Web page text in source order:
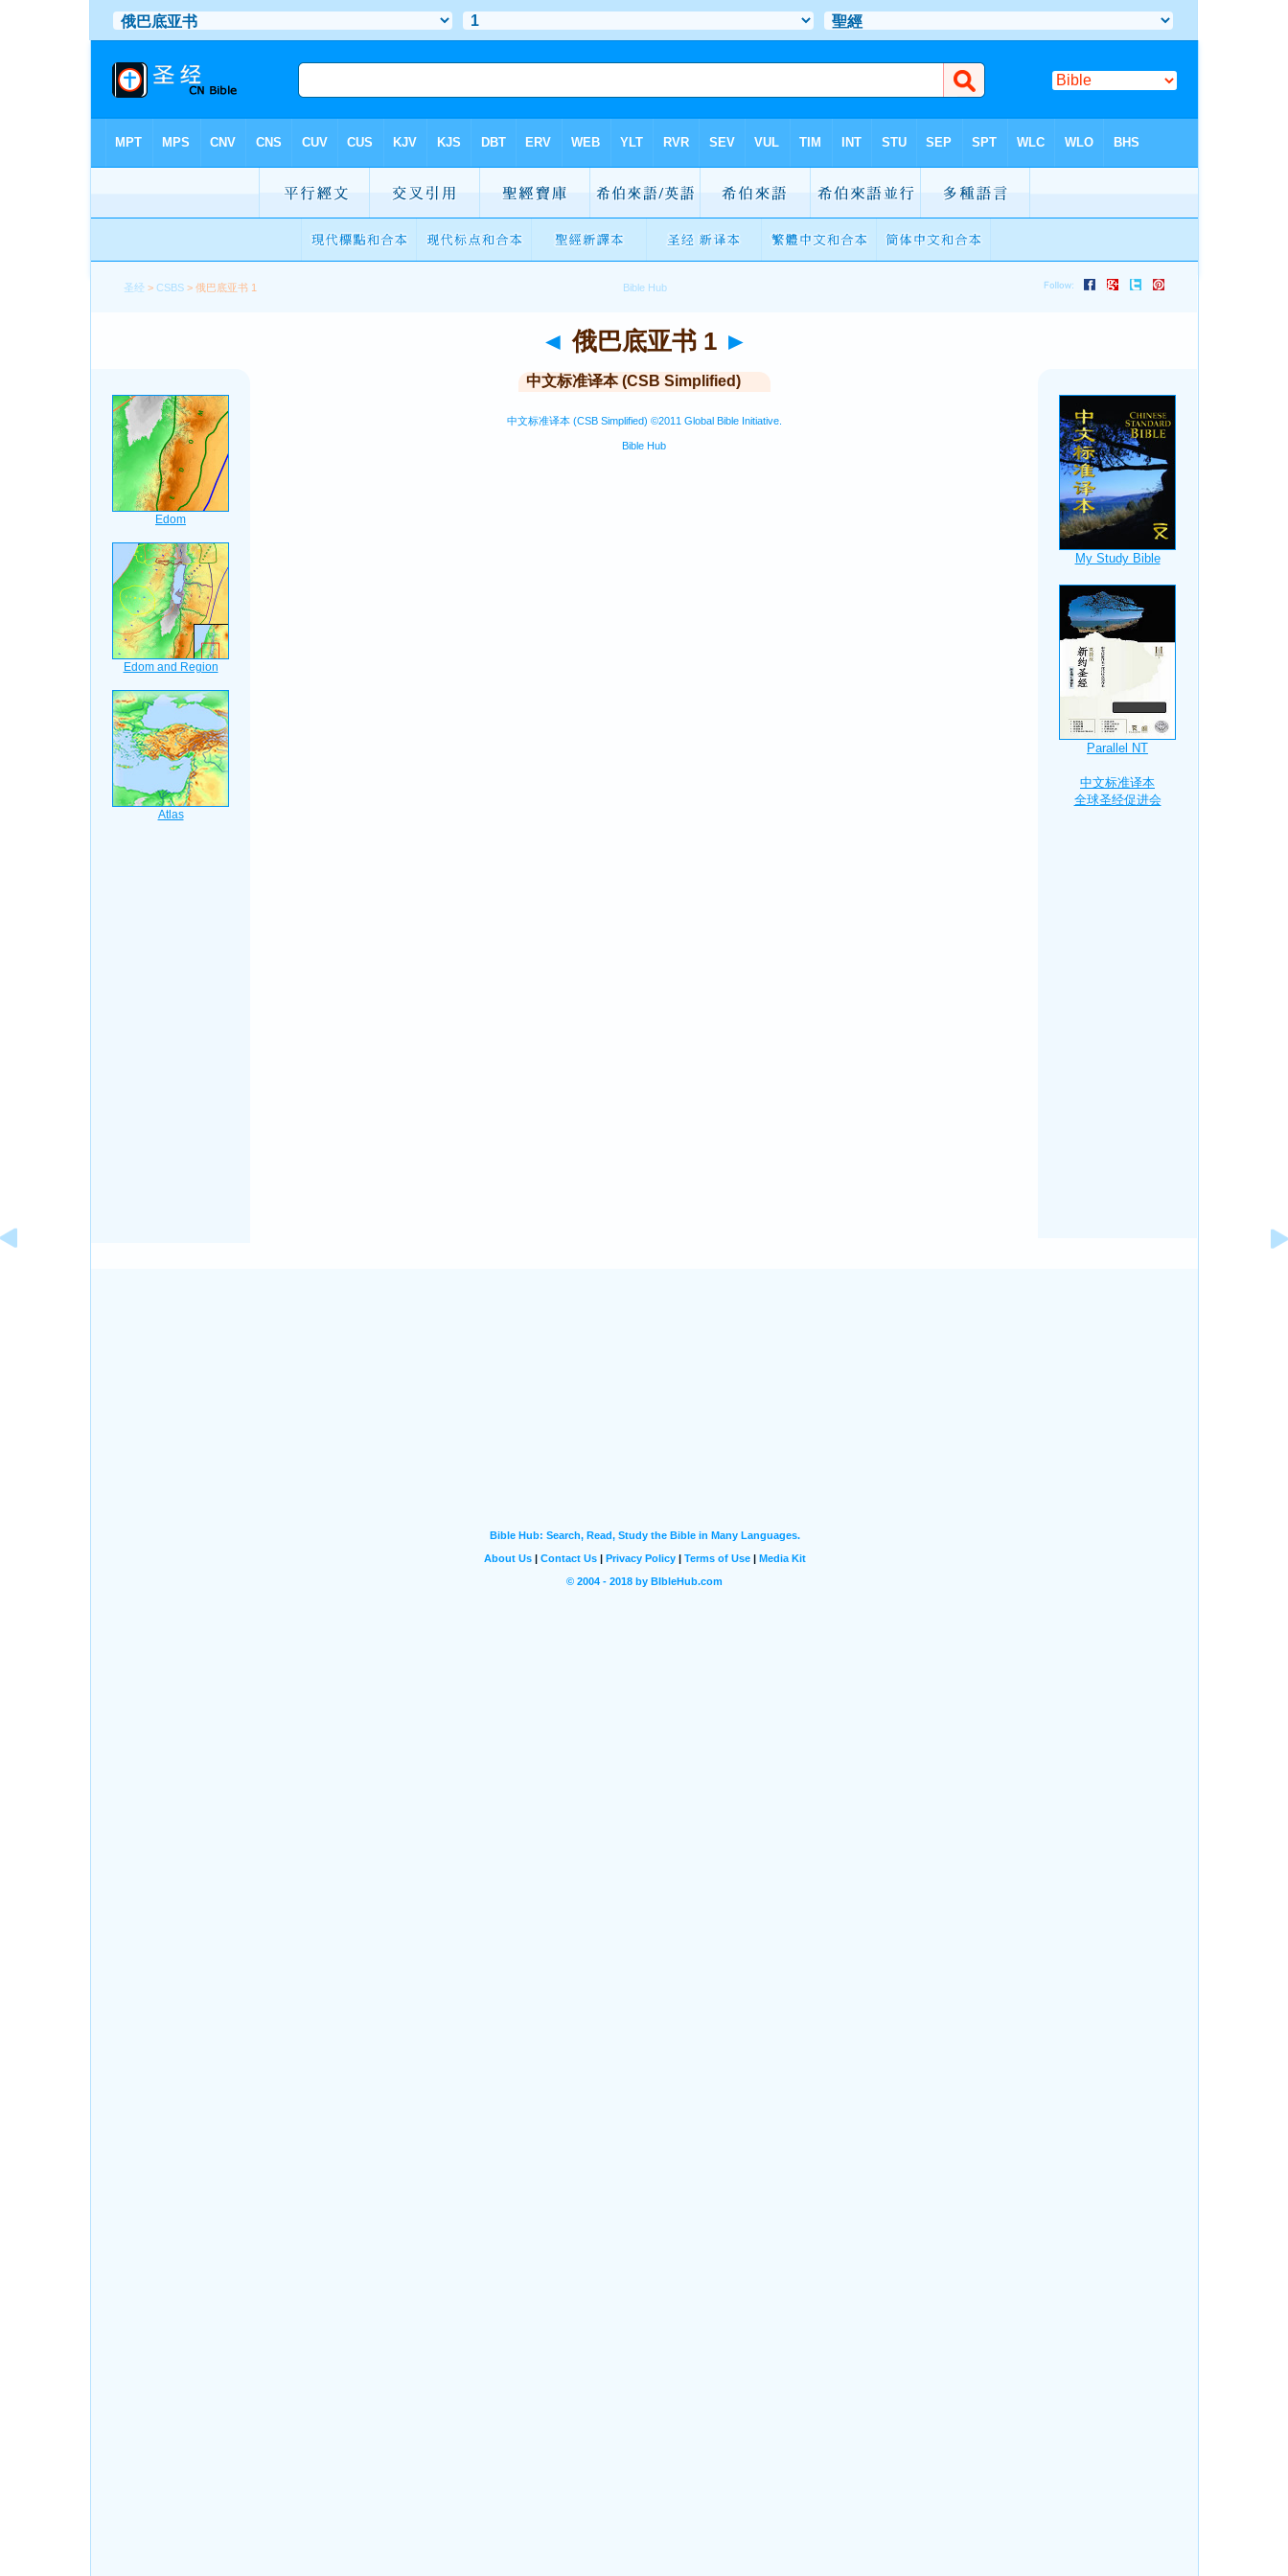
圣经 >CSBS > 俄巴底亚书 1
◄ 俄巴底亚书 1 ►
中文标准译本 (CSB Simplified)
中文标准译本 (CSB Simplified) ©2011 Global Bible Initiative.
Bible Hub